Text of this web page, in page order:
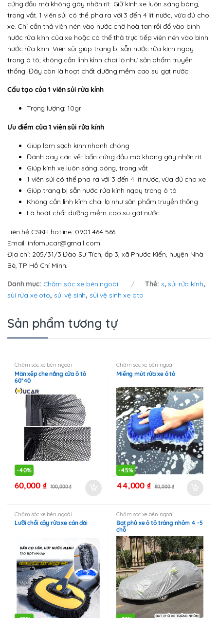
cứng đầu mà không gây nhờn rít. Giữ kính xe luôn sáng bóng,
trong vắt. 1 viên sủi có thể pha ra với 3 đến 4 lít nước, vừa đủ cho
xe. Chỉ cần thả viên nén vào nước chờ hoà tan rồi đổ vào bình
nước rửa kính của xe hoặc có thể thả trực tiếp viên nén vào bình
nước rửa kính. Viên sủi giúp trang bị sẵn nước rửa kính ngay
trong ô tô, không cần lỉnh kỉnh chai lọ như sản phẩm truyền
thống. Đây còn là hoạt chất dưỡng mềm cao su gạt nước.
Cấu tạo của 1 viên sủi rửa kính
Trọng lượng: 10gr
Ưu điểm của 1 viên sủi rửa kính
Giúp làm sạch kính nhanh chóng
Đánh bay các vết bẩn cứng đầu mà không gây nhờn rít
Giúp kính xe luôn sáng bóng, trong vắt
1 viên sủi có thể pha ra với 3 đến 4 lít nước, vừa đủ cho xe
Giúp trang bị sẵn nước rửa kính ngay trong ô tô
Không cần lỉnh kỉnh chai lọ như sản phẩm truyền thống
Là hoạt chất dưỡng mềm cao su gạt nước
Liên hệ CSKH hotline: 0901 464 566
Email: infomucar@gmail.com
Địa chỉ: 205/31/3 Đào Sư Tích, ấp 3, xã Phước Kiển, huyện Nhà
Bè, TP Hồ Chí Minh.
Danh mục: Chăm sóc xe bên ngoài Thẻ: s,sủi rửa kính,
sủi rửa xe oto, sủi vệ sinh, sủi vệ sinh xe oto
Sản phẩm tương tự
Chăm sóc xe bên ngoài
Màn xếp che nắng cửa ô tô
60*40
-40%
60,000₫ 100,000₫
Chăm sóc xe bên ngoài
Miếng mút rửa xe ô tô
-45%
44,000₫ 80,000₫
Chăm sóc xe bên ngoài
Lưỡi chổi cây rửa xe cán dài
Chăm sóc xe bên ngoài
Bạt phủ xe ô tô tráng nhôm 4 -5
chỗ